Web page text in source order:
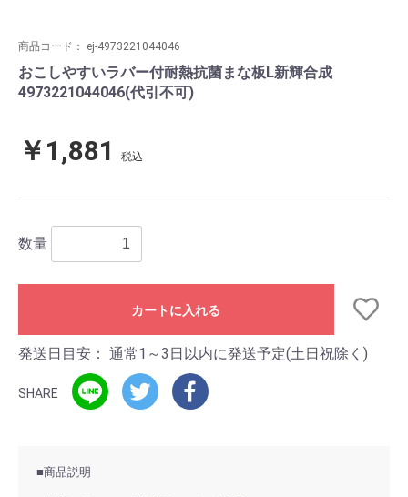
商品コード： ej-4973221044046
おこしやすいラバー付耐熱抗菌まな板L新輝合成
4973221044046(代引不可)
￥1,881 税込
数量
カートに入れる
発送日目安： 通常1～3日以内に発送予定(土日祝除く)
SHARE
■商品説明